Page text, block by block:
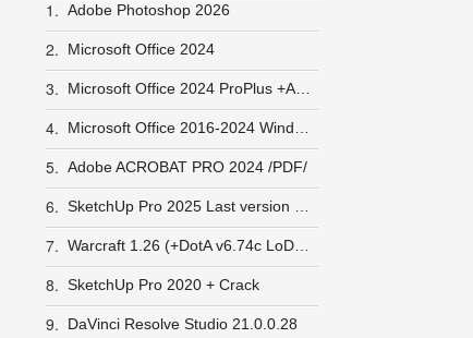
1. Adobe Photoshop 2026
2. Microsoft Office 2024
3.
4.
5. Adobe ACROBAT PRO 2024 /PDF/
6.
7.
8. SketchUp Pro 2020 + Crack
9. DaVinci Resolve Studio 21.0.0.28